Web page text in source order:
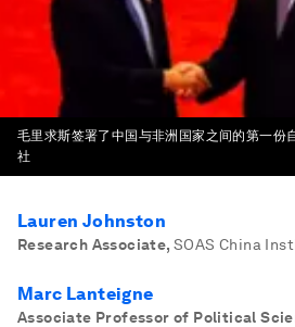
毛里求斯签署了中国与非洲国家之间的第一份
社
Lauren Johnston
Research Associate, SOAS China
Marc Lanteigne
Associate Professor of Political